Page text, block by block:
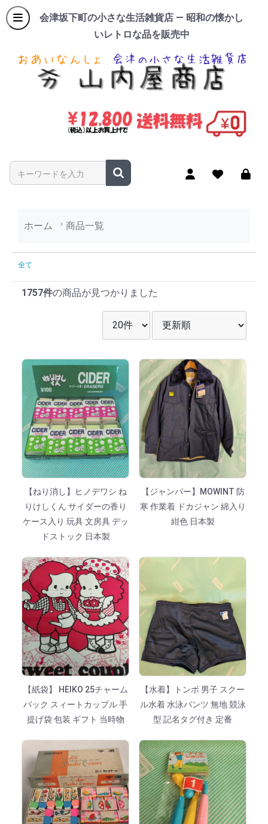
会津坂下町の小さな生活雑貨店 — 昭和の懐かし
いレトロな品を販売中
商品名やキーワードを入力
ホーム 商品一覧
商品一覧
全て
1757件の商品が見つかりました
並び順を選択
【ねり消し】ヒノデワシ ね
りけしくん サイダーの香り
ケース入り 玩具 文房具 デッ
ドストック 日本製
【ジャンパー】MOWINT 防
寒 作業着 ドカジャン 綿入り
紺色 日本製
【紙袋】 HEIKO 25チャーム
バック スィートカップル 手
提げ袋 包装 ギフト 当時物
【水着】トンボ 男子 スクー
ル水着 水泳パンツ 無地 競泳
型 記名タグ付き 定番